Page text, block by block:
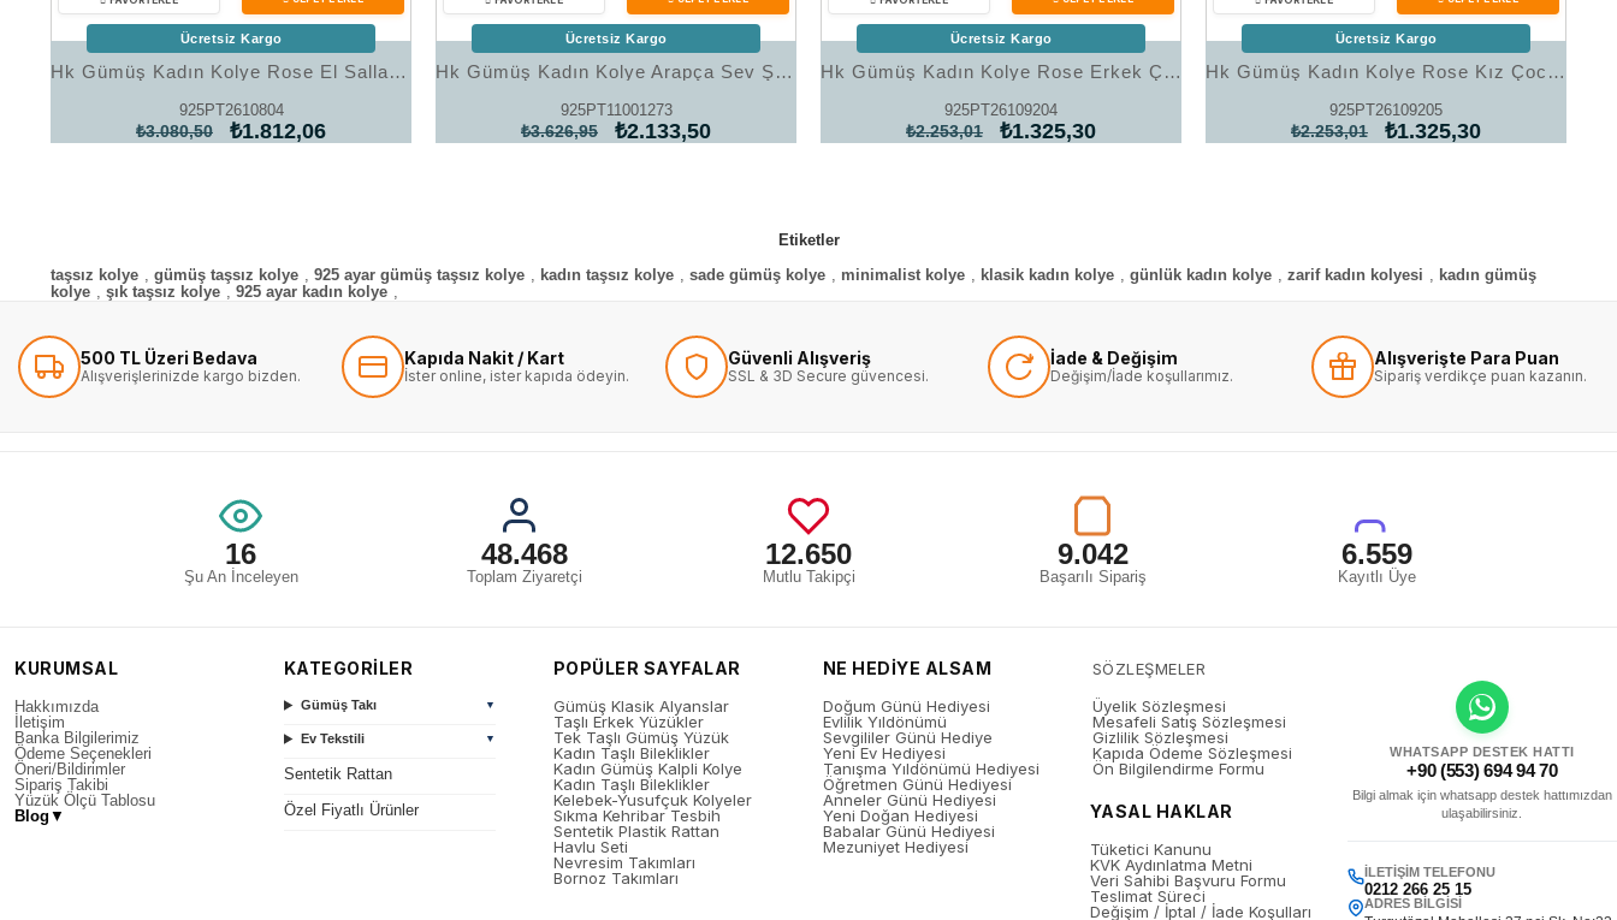
Hk ​Gümüş Kadın Kolye Rose El Sallayan Emoji |Gümüş Takı Hediyelik Ürünler
925PT2610804
₺1.812,06
₺3.080,50
Ücretsiz Kargo
Hk ​Gümüş Kadın Kolye Arapça Sev Şükret Affet Yazılı |Gümüş Takı Hediyelik Ürünler
925PT11001273
₺2.133,50
₺3.626,95
Ücretsiz Kargo
Hk Gümüş Kadın Kolye Rose Erkek Çocuk |Gümüş Takı Hediyelik Ürünler
925PT26109204
₺1.325,30
₺2.253,01
Ücretsiz Kargo
Hk Gümüş Kadın Kolye Rose Kız Çocuğu |Gümüş Takı Hediyelik Ürünler
925PT26109205
₺1.325,30
₺2.253,01
Ücretsiz Kargo
Etiketler
taşsız kolye , gümüş taşsız kolye , 925 ayar gümüş taşsız kolye , kadın taşsız kolye , sade gümüş kolye , minimalist kolye , klasik kadın kolye , günlük kadın kolye , zarif kadın kolyesi , kadın gümüş
kolye , şık taşsız kolye , 925 ayar kadın kolye ,
500 TL Üzeri Bedava
Alışverişlerinizde kargo bizden.
Kapıda Nakit / Kart
İster online, ister kapıda ödeyin.
Güvenli Alışveriş
SSL & 3D Secure güvencesi.
İade & Değişim
Değişim/İade koşullarımız.
Alışverişte Para Puan
Sipariş verdikçe puan kazanın.
16
Şu An İnceleyen
48.468
Toplam Ziyaretçi
12.650
Mutlu Takipçi
9.042
Başarılı Sipariş
6.559
Kayıtlı Üye
KURUMSAL
Hakkımızda
İletişim
Banka Bilgilerimiz
Ödeme Seçenekleri
Öneri/Bildirimler
Sipariş Takibi
Yüzük Ölçü Tablosu
Blog ▼
KATEGORİLER
Gümüş Takı ▼
Ev Tekstili ▼
Sentetik Rattan
Özel Fiyatlı Ürünler
POPÜLER SAYFALAR
Gümüş Klasik Alyanslar
Taşlı Erkek Yüzükler
Tek Taşlı Gümüş Yüzük
Kadın Taşlı Bileklikler
Kadın Gümüş Kalpli Kolye
Kadın Taşlı Bileklikler
Kelebek-Yusufçuk Kolyeler
Sıkma Kehribar Tesbih
Sentetik Plastik Rattan
Havlu Seti
Nevresim Takımları
Bornoz Takımları
NE HEDİYE ALSAM
Doğum Günü Hediyesi
Evlilik Yıldönümü
Sevgililer Günü Hediye
Yeni Ev Hediyesi
Tanışma Yıldönümü Hediyesi
Öğretmen Günü Hediyesi
Anneler Günü Hediyesi
Yeni Doğan Hediyesi
Babalar Günü Hediyesi
Mezuniyet Hediyesi
SÖZLEŞMELER
Üyelik Sözleşmesi
Mesafeli Satış Sözleşmesi
Gizlilik Sözleşmesi
Kapıda Ödeme Sözleşmesi
Ön Bilgilendirme Formu
YASAL HAKLAR
Tüketici Kanunu
KVK Aydınlatma Metni
Veri Sahibi Başvuru Formu
Teslimat Süreci
Değişim / İptal / İade Koşulları
WHATSAPP DESTEK HATTI
+90 (553) 694 94 70
Bilgi almak için whatsapp destek hattımızdan
ulaşabilirsiniz.
İLETIŞIM TELEFONU
0212 266 25 15
ADRES BILGISI